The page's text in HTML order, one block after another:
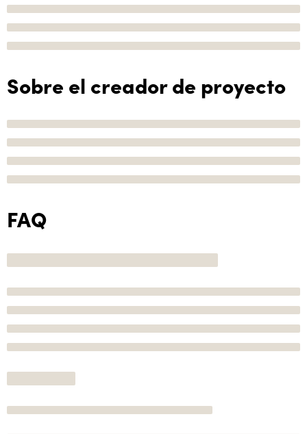
Sobre el creador de proyecto
FAQ